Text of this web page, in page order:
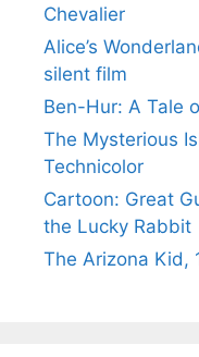
Chevalier
Alice’s
silent film
Ben-Hur: A Tale
The Mysterious
Technicolor
Cartoon: Great
the Lucky Rabbit
The Arizona Kid,